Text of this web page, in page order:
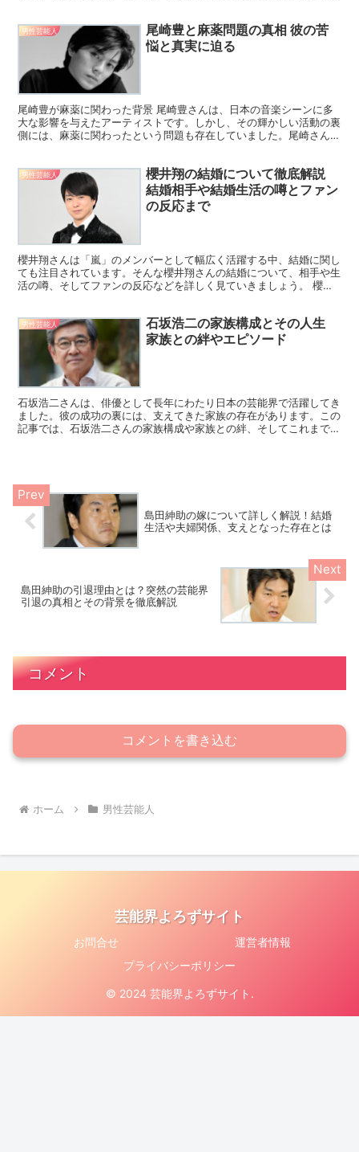
男性芸能人
尾崎豊と麻薬問題の真相 彼の苦
悩と真実に迫る
尾崎豊が麻薬に関わった背景 尾崎豊さんは、日本の音楽シーンに多
大な影響を与えたアーティストです。しかし、その輝かしい活動の裏
側には、麻薬に関わったという問題も存在していました。尾崎さんが
男性芸能人
櫻井翔の結婚について徹底解説
結婚相手や結婚生活の噂とファン
の反応まで
櫻井翔さんは「嵐」のメンバーとして幅広く活躍する中、結婚に関し
ても注目されています。そんな櫻井翔さんの結婚について、相手や生
活の噂、そしてファンの反応などを詳しく見ていきましょう。 櫻井
男性芸能人
石坂浩二の家族構成とその人生
家族との絆やエピソード
石坂浩二さんは、俳優として長年にわたり日本の芸能界で活躍してき
ました。彼の成功の裏には、支えてきた家族の存在があります。この
記事では、石坂浩二さんの家族構成や家族との絆、そしてこれまでの
島田紳助の嫁について詳しく解説！結婚
生活や夫婦関係、支えとなった存在とは
島田紳助の引退理由とは？突然の芸能界
引退の真相とその背景を徹底解説
コメント
コメントを書き込む
ホーム 男性芸能人
芸能界よろずサイト
お問合せ
運営者情報
プライバシーポリシー
© 2024 芸能界よろずサイト.